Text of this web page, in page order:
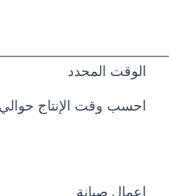
الوقت المحدد
احسب وقت الإنتاج حوالي 8 أسابيع. (سيتم تحديد الموعد النهائي بشكل نهائي بعد موعدك).
اعمال صيانة